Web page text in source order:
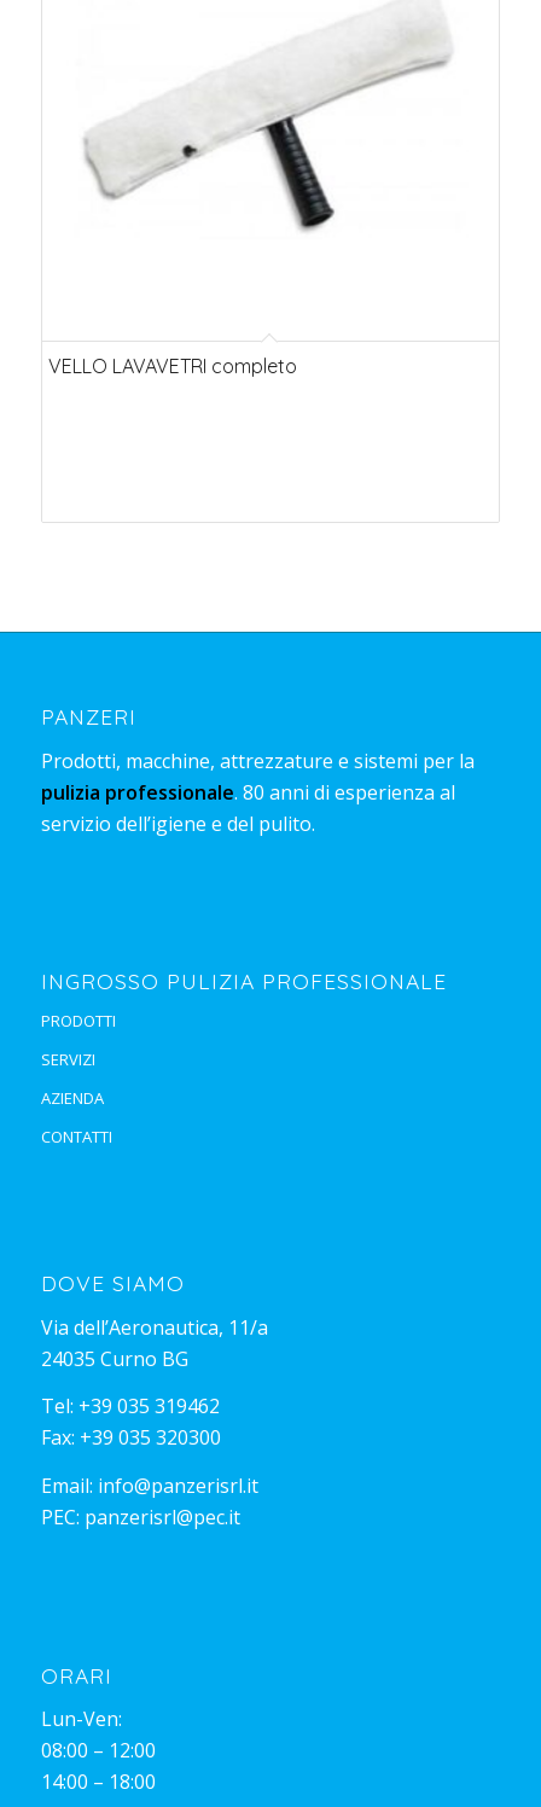
VELLO LAVAVETRI completo
PANZERI
Prodotti, macchine, attrezzature e sistemi per la
pulizia professionale. 80 anni di esperienza al
servizio dell’igiene e del pulito.
INGROSSO PULIZIA PROFESSIONALE
PRODOTTI
SERVIZI
AZIENDA
CONTATTI
DOVE SIAMO
Via dell’Aeronautica, 11/a
24035 Curno BG
Tel: +39 035 319462
Fax: +39 035 320300
Email: info@panzerisrl.it
PEC: panzerisrl@pec.it
ORARI
Lun-Ven:
08:00 – 12:00
14:00 – 18:00